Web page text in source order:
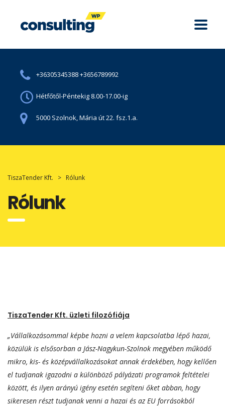
+36305345388 +3656789992
Hétfőtől-Péntekig 8.00-17.00-ig
5000 Szolnok, Mária út 22. fsz.1.a.
TiszaTender Kft. > Rólunk
Rólunk
TiszaTender Kft. üzleti filozófiája
„Vállalkozásommal képbe hozni a velem kapcsolatba lépő hazai,
közülük is elsősorban a Jász-Nagykun-Szolnok megyében működő
mikro, kis- és középvállalkozásokat annak érdekében, hogy kellően
el tudjanak igazodni a különböző pályázati programok feltételei
között, és ilyen arányú igény esetén segíteni őket abban, hogy
sikeresen részt tudjanak venni a hazai és az EU forrásokból